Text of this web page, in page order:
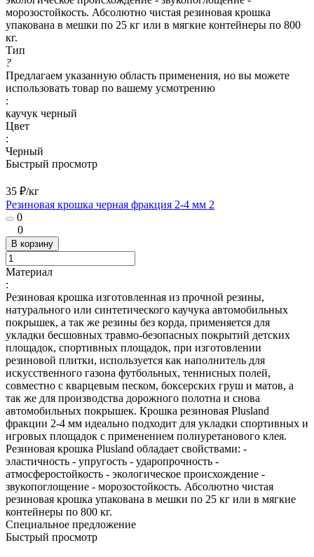
морозостойкость. Абсолютно чистая резиновая крошка
упакована в мешки по 25 кг или в мягкие контейнеры по 800
кг.
Тип
?
Предлагаем указанную область применения, но вы можете
использовать товар по вашему усмотрению
:
каучук черный
Цвет
:
Черный
Быстрый просмотр
35 ₽/кг
Резиновая крошка черная фракция 2-4 мм 2
0
0
В корзину
Материал
:
Резиновая крошка изготовленная из прочной резины,
натурального или синтетического каучука автомобильных
покрышек, а так же резины без корда, применяется для
укладки бесшовных травмо-безопасных покрытий детских
площадок, спортивных площадок, при изготовлении
резиновой плитки, используется как наполнитель для
искусственного газона футбольных, теннисных полей,
совместно с кварцевым песком, боксерских груш и матов, а
так же для производства дорожного полотна и снова
автомобильных покрышек. Крошка резиновая Plusland
фракции 2-4 мм идеально подходит для укладки спортивных и
игровых площадок с применением полиуретанового клея.
Резиновая крошка Plusland обладает свойствами: -
эластичность - упругость - ударопрочность -
атмосферостойкость - экологическое происхождение -
звукопоглощение - морозостойкость. Абсолютно чистая
резиновая крошка упакована в мешки по 25 кг или в мягкие
контейнеры по 800 кг.
Специальное предложение
Быстрый просмотр